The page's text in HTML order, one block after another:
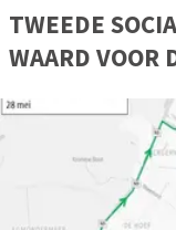
TWEEDE
WAARD VOOR